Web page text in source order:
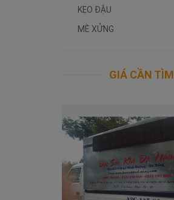
KẸO ĐẬU
MÈ XỬNG
GIÁ CẦN TÌM